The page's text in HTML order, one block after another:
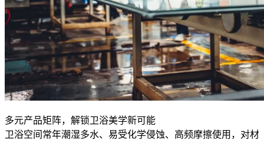
多元产品矩阵，解锁卫浴美学新可能
卫浴空间常年潮湿多水、易受化学侵蚀、高频摩擦使用，对材